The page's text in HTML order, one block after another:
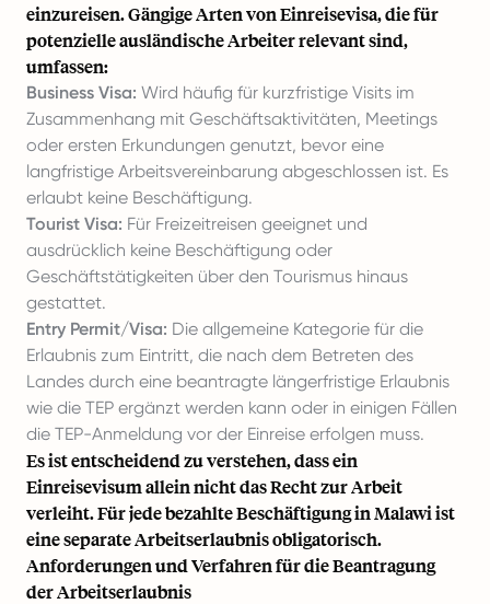
einzureisen. Gängige Arten von Einreisevisa, die für
potenzielle ausländische Arbeiter relevant sind,
umfassen:
Business Visa: Wird häufig für kurzfristige Visits im
Zusammenhang mit Geschäftsaktivitäten, Meetings
oder ersten Erkundungen genutzt, bevor eine
langfristige Arbeitsvereinbarung abgeschlossen ist. Es
erlaubt keine Beschäftigung.
Tourist Visa: Für Freizeitreisen geeignet und
ausdrücklich keine Beschäftigung oder
Geschäftstätigkeiten über den Tourismus hinaus
gestattet.
Entry Permit/Visa: Die allgemeine Kategorie für die
Erlaubnis zum Eintritt, die nach dem Betreten des
Landes durch eine beantragte längerfristige Erlaubnis
wie die TEP ergänzt werden kann oder in einigen Fällen
die TEP-Anmeldung vor der Einreise erfolgen muss.
Es ist entscheidend zu verstehen, dass ein
Einreisevisum allein nicht das Recht zur Arbeit
verleiht. Für jede bezahlte Beschäftigung in Malawi ist
eine separate Arbeitserlaubnis obligatorisch.
Anforderungen und Verfahren für die Beantragung
der Arbeitserlaubnis